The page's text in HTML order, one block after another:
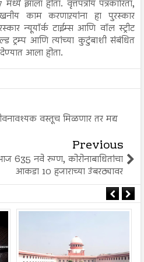
झाला होता. वृत्तपत्रीय पत्रकारिता,
काम करणाऱयांना हा पुरस्कार
न्यूयॉर्क टाईम्स आणि वॉल स्ट्रीट
ट्रम्प आणि त्यांच्या कुटुंबाशी संबंधित
आला होता.
वस्तूच मिळणार तर मद्य
Previous
635 नवे रुग्ण, कोरोनाबाधितांचा
आकडा 10 हजाराच्या उंबरठ्यावर